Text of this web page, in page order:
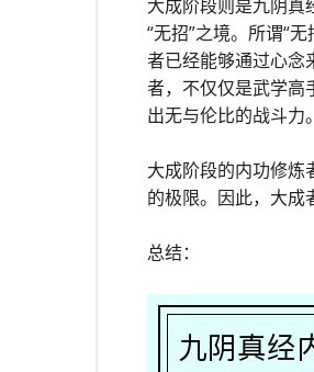
大成阶段则是九阴真
“无招”之境。所谓“
者已经能够通过心念
者，不仅仅是武学高
出无与伦比的战斗力。
大成阶段的内功修炼
的极限。因此，大成
总结：